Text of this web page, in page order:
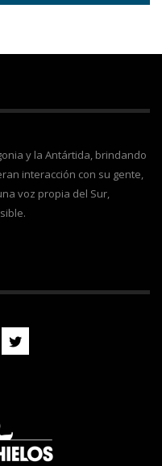
y la Antártida, brindando
interacción con su gente,
voz propia del Sur,